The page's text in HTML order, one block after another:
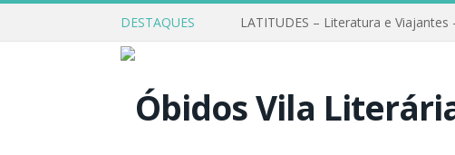
DESTAQUES LATITUDES – Literatura e Viajantes